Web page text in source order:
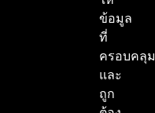
ข้อมูล
ที่
ครอบคลุม
และ
ถูก